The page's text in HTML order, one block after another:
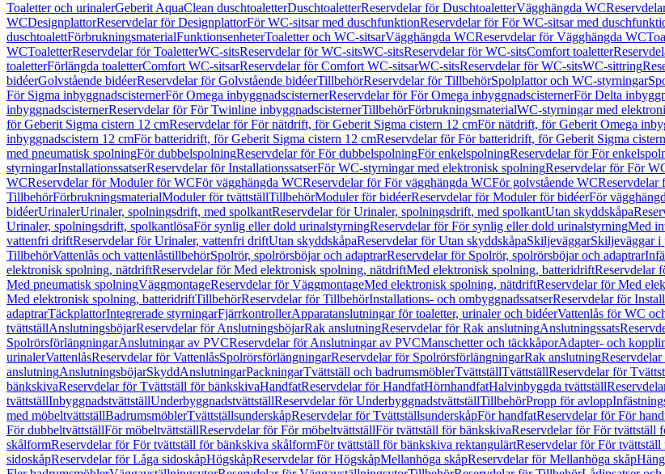
Toaletter och urinalerGeberit AquaClean duschtoaletterDuschtoaletterReservdelar för DuschtoaletterVägghängda WC
WCDesignplattorReservdelar för DesignplattorFör WC-sitsar med duschfunktionReservdelar för För WC-sitsar med
duschtoalettFörbrukningsmaterialFunktionsenheterToaletter och WC-sitsarVägghängda WCReservdelar för Vägghängda WC
WCToaletterReservdelar för ToaletterWC-sitsReservdelar för WC-sitsWC-sitsReservdelar för WC-sitsComfort toaletter
toaletterFörlängda toaletterComfort WC-sitsarReservdelar för Comfort WC-sitsarWC-sitsReservdelar för WC-sitsWC-sittring
bidéerGolvstående bidéerReservdelar för Golvstående bidéerTillbehörReservdelar för TillbehörSpolplattor och WC-styrningar
För Sigma inbyggnadscisternerFör Omega inbyggnadscisternerReservdelar för För Omega inbyggnadscisternerFör Delta
inbyggnadscisternerReservdelar för För Twinline inbyggnadscisternerTillbehörFörbrukningsmaterialWC-styrningar med
för Geberit Sigma cistern 12 cmReservdelar för För nätdrift, för Geberit Sigma cistern 12 cmFör nätdrift, för Geberit Omega
inbyggnadscistern 12 cmFör batteridrift, för Geberit Sigma cistern 12 cmReservdelar för För batteridrift, för Geberit Sigma
med pneumatisk spolningFör dubbelspolningReservdelar för För dubbelspolningFör enkelspolningReservdelar för För
styrningarInstallationssatserReservdelar för InstallationssatserFör WC-styrningar med elektronisk spolningReservdelar för För
WCReservdelar för Moduler för WCFör vägghängda WCReservdelar för För vägghängda WCFör golvstående WCReservdelar
TillbehörFörbrukningsmaterialModuler för tvättställTillbehörModuler för bidéerReservdelar för Moduler för bidéerFör
bidéerUrinalerUrinaler, spolningsdrift, med spolkantReservdelar för Urinaler, spolningsdrift, med spolkantUtan skyddskåpa
Urinaler, spolningsdrift, spolkantlösaFör synlig eller dold urinalstyrningReservdelar för För synlig eller dold urinalstyrningMed
vattenfri driftReservdelar för Urinaler, vattenfri driftUtan skyddskåpaReservdelar för Utan skyddskåpaSkiljeväggarSkiljeväggar i
TillbehörVattenlås och vattenlåstillbehörSpolrör, spolrörsböjar och adaptrarReservdelar för Spolrör, spolrörsböjar och adaptrar
elektronisk spolning, nätdriftReservdelar för Med elektronisk spolning, nätdriftMed elektronisk spolning, batteridriftReservdelar
Med pneumatisk spolningVäggmontageReservdelar för VäggmontageMed elektronisk spolning, nätdriftReservdelar för Med
Med elektronisk spolning, batteridriftTillbehörReservdelar för TillbehörInstallations- och ombyggnadssatserReservdelar för
adaptrarTäckplattorIntegrerade styrningarFjärrkontrollerApparatanslutningar för toaletter, urinaler och bidéerVattenlås för WC
tvättställAnslutningsböjarReservdelar för AnslutningsböjarRak anslutningReservdelar för Rak anslutningAnslutningssats
SpolrörsförlängningarAnslutningar av PVCReservdelar för Anslutningar av PVCManschetter och täckkåporAdapter- och
urinalerVattenlåsReservdelar för VattenlåsSpolrörsförlängningarReservdelar för SpolrörsförlängningarRak anslutning
anslutningAnslutningsböjarSkyddAnslutningarPackningarTvättställ och badrumsmöblerTvättställTvättställReservdelar för
bänkskivaReservdelar för Tvättställ för bänkskivaHandfatReservdelar för HandfatHörnhandfatHalvinbyggda tvättställ
tvättställInbyggnadstvättställUnderbyggnadstvättställReservdelar för UnderbyggnadstvättställTillbehörPropp för avlopp
med möbeltvättställBadrumsmöblerTvättställsunderskåpReservdelar för TvättställsunderskåpFör handfatReservdelar för För
För dubbeltvättställFör möbeltvättställReservdelar för För möbeltvättställFör tvättställ för bänkskivaReservdelar för För tvättställ
skålformReservdelar för För tvättställ för bänkskiva skålformFör tvättställ för bänkskiva rektangulärtReservdelar för För
sidoskåpReservdelar för Låga sidoskåpHögskåpReservdelar för HögskåpMellanhöga skåpReservdelar för Mellanhöga skåp